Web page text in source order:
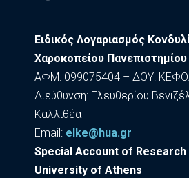
Ειδικός Λογαριασμός
Χαροκοπείου Πανεπιστημίου
ΑΦΜ: 099075404 – ΔΟΥ:
Διεύθυνση: Ελευθερίου
Καλλιθέα
Εmail: elke@hua.gr
Special Account of
University of Athens